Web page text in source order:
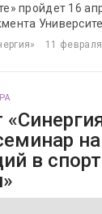
пройдет 16
11
в